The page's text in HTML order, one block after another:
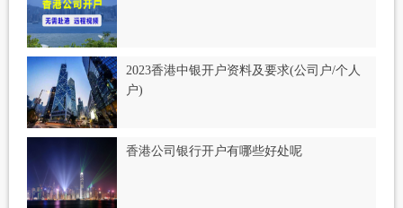
2023香港中银开户资料及要求(公司户/个人
户)
香港公司银行开户有哪些好处呢